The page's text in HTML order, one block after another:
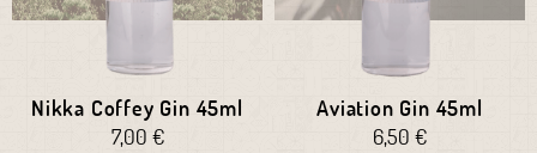
Nikka Coffey Gin 45ml
7,00 €
Aviation Gin 45ml
6,50 €